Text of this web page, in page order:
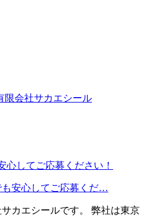
限会社サカエシール
も安心してご応募くだ…
カエシールです。 弊社は東京